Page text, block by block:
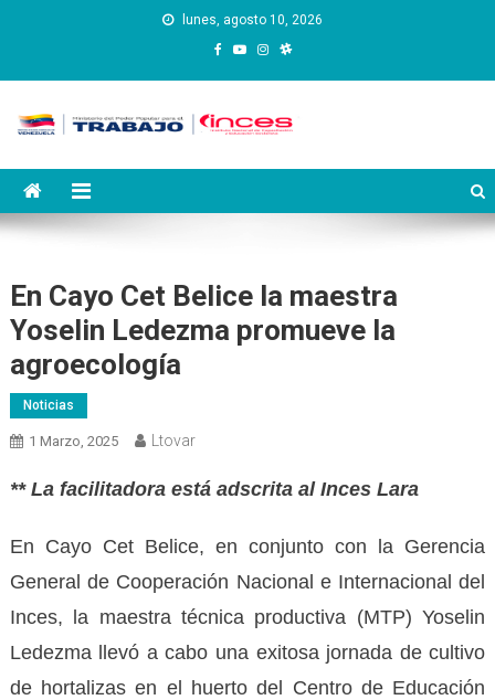
lunes, agosto 10, 2026
Instituto Nacional de
Capacitación y Educación
En Cayo Cet Belice la maestra
Yoselin Ledezma promueve la
agroecología
Noticias
1 Marzo, 2025 Ltovar
** La facilitadora está adscrita al Inces Lara
En Cayo Cet Belice, en conjunto con la Gerencia
General de Cooperación Nacional e Internacional del
Inces, la maestra técnica productiva (MTP) Yoselin
Ledezma llevó a cabo una exitosa jornada de cultivo
de hortalizas en el huerto del Centro de Educación